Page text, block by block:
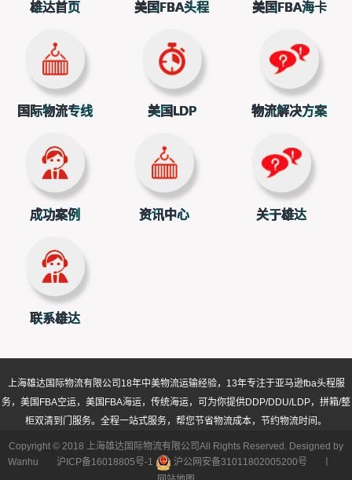
雄达首页 美国FBA头程 美国FBA海卡
国际物流专线 美国LDP 物流解决方案
成功案例 资讯中心 关于雄达
联系雄达
上海雄达国际物流有限公司 18年中美物流运输经验，13年专注于亚马逊fba头程服
务，美国FBA空运，美国FBA海运，传统海运，可为你提供DDP/DDU/LDP，拼箱/整
柜双清到门服务。全程一站式服务，帮您节省物流成本，节约物流时间。
Copyright © 2018 上海雄达国际物流有限公司All Rights Reserved. Designed by
Wanhu
沪ICP备16018805号-1 沪公网安备31011802005200号